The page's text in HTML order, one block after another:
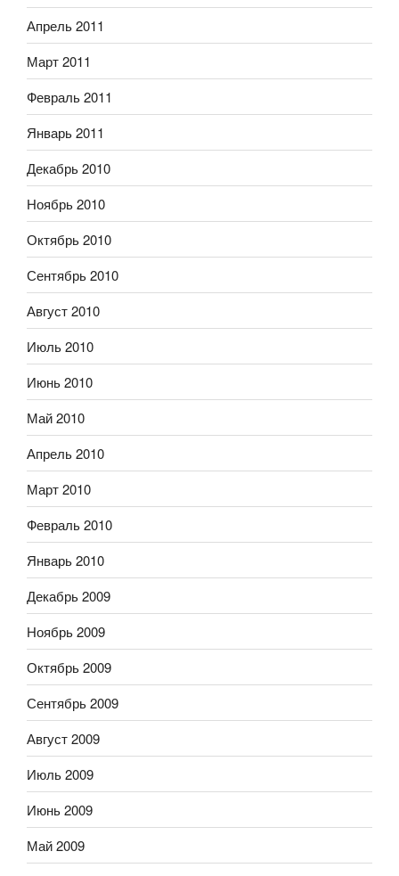
Апрель 2011
Март 2011
Февраль 2011
Январь 2011
Декабрь 2010
Ноябрь 2010
Октябрь 2010
Сентябрь 2010
Август 2010
Июль 2010
Июнь 2010
Май 2010
Апрель 2010
Март 2010
Февраль 2010
Январь 2010
Декабрь 2009
Ноябрь 2009
Октябрь 2009
Сентябрь 2009
Август 2009
Июль 2009
Июнь 2009
Май 2009